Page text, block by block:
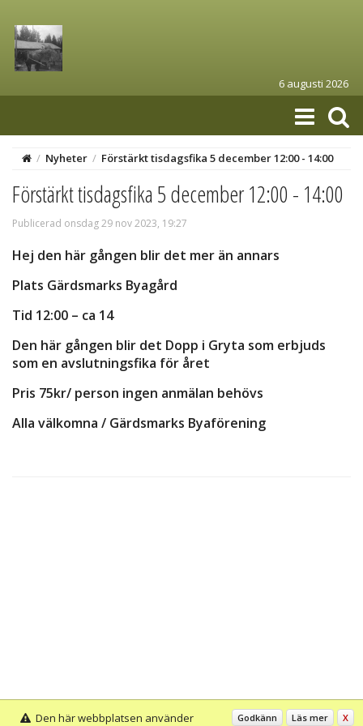
6 augusti 2026
/ Nyheter / Förstärkt tisdagsfika 5 december 12:00 - 14:00
Förstärkt tisdagsfika 5 december 12:00 - 14:00
Publicerad onsdag 29 nov 2023, 19:27
Hej den här gången blir det mer än annars
Plats Gärdsmarks Byagård
Tid 12:00 – ca 14
Den här gången blir det Dopp i Gryta som erbjuds
som en avslutningsfika för året
Pris 75kr/ person ingen anmälan behövs
Alla välkomna / Gärdsmarks Byaförening
Godkänn Läs mer X
Den här webbplatsen använder